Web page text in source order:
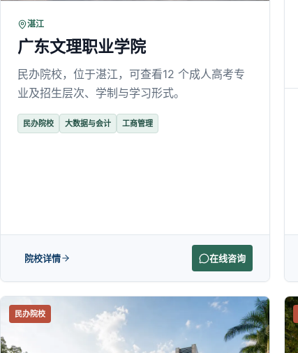
湛江
广东文理职业学院
民办院校，位于湛江，可查看12 个成人高考专
业及招生层次、学制与学习形式。
民办院校 大数据与会计 工商管理
院校详情 在线咨询
民办院校